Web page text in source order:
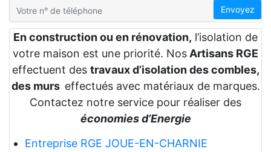
Envoyez
En construction ou en rénovation, l’isolation de
votre maison est une priorité. Nos Artisans RGE
effectuent des travaux d’isolation des combles,
des murs effectués avec matériaux de marques.
Contactez notre service pour réaliser des
économies d’Energie
Entreprise RGE JOUE-EN-CHARNIE